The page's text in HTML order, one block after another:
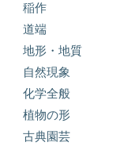
稲作
道端
地形・地質
自然現象
化学全般
植物の形
古典園芸